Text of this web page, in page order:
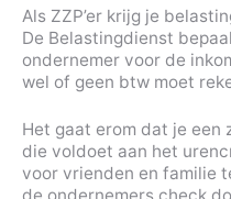
Als ZZP’er krijg je
De Belastingdienst
ondernemer voor de
wel of geen btw moet
Het gaat erom dat je een
die voldoet aan het
voor vrienden en familie